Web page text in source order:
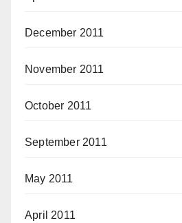
December 2011
November 2011
October 2011
September 2011
May 2011
April 2011